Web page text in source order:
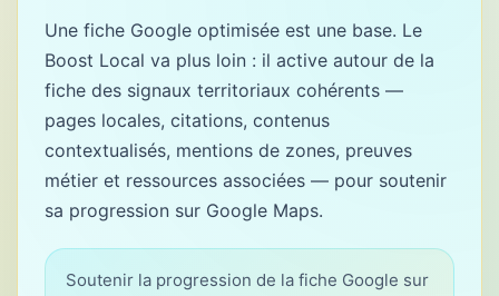
Une fiche Google optimisée est une base. Le
Boost Local va plus loin : il active autour de la
fiche des signaux territoriaux cohérents —
pages locales, citations, contenus
contextualisés, mentions de zones, preuves
métier et ressources associées — pour soutenir
sa progression sur Google Maps.
Soutenir la progression de la fiche Google sur